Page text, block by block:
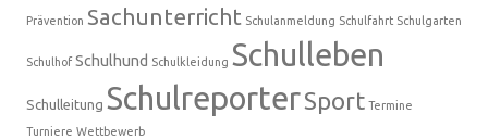
Prävention Sachunterricht Schulanmeldung Schulfahrt Schulgarten
Schulhof Schulhund Schulkleidung Schulleben
Schulleitung SchulreporterSport Termine
Turniere Wettbewerb